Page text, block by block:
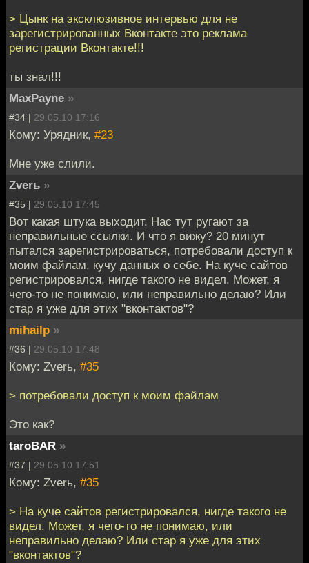
> Цынк на эксклюзивное интервью для не
зарегистрированных Вконтакте это реклама
регистрации Вконтакте!!!
ты знал!!!
MaxPayne »
#34 | 29.05.10 17:16
Кому: Урядник, #23
Мне уже слили.
Zverь »
#35 | 29.05.10 17:45
Вот какая штука выходит. Нас тут ругают за
неправильные ссылки. И что я вижу? 20 минут
пытался зарегистрироваться, потребовали доступ к
моим файлам, кучу данных о себе. На куче сайтов
регистрировался, нигде такого не видел. Может, я
чего-то не понимаю, или неправильно делаю? Или
стар я уже для этих "вконтактов"?
mihailp »
#36 | 29.05.10 17:48
Кому: Zverь, #35
> потребовали доступ к моим файлам
Это как?
taroBAR »
#37 | 29.05.10 17:51
Кому: Zverь, #35
> На куче сайтов регистрировался, нигде такого не
видел. Может, я чего-то не понимаю, или
неправильно делаю? Или стар я уже для этих
"вконтактов"?